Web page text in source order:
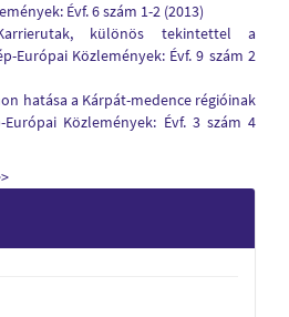
Évf. 6 szám 1-2 (2013)
különös tekintettel a
Európai Közlemények: Évf. 9 szám 2
hatása a Kárpát-medence régióinak
Európai Közlemények: Évf. 3 szám 4